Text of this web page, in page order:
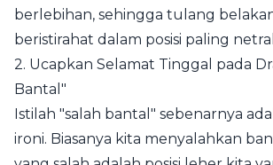
berlebihan, sehingga tulang
beristirahat dalam posisi paling
2. Ucapkan Selamat Tinggal pada
Bantal"
Istilah "salah bantal" sebenarnya
ironi. Biasanya kita menyalahkan